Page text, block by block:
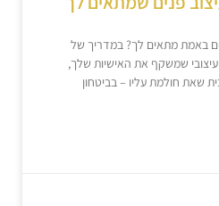
באמת מתאים לך? במדריך של
עיצובי שמשקף את האישיות שלך,
שאת חולמת עליו – בביטחון